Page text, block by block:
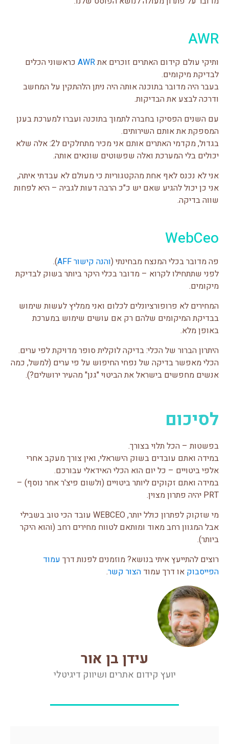
AWR
ותיקי עולם קידום האתרים זוכרים אתAWR כראשוני הכלים
לבדיקת מיקומים.
בעבר היה מדובר בתוכנה אותה היה ניתן הלהתקין על המחשב
ודרכה לבצע את הבדיקות.
עם השנים הפסיקו בחברה לתמוך בתוכנה ועברו למערכת בענן
המספקת את אותם השירותים.
בגדול, מקדמי האתרים אותם אני מכיר מתחלקים ל2: אלה שלא
יכולים בלי המערכת ואלה שפשוטים שונאים אותה.
אני לא נכנס לאף אחת מהקטגוריות כי מעולם לא עבדתי איתה,
אני כן יכול להגיע שאם יש כ"כ הרבה דעות לגביה – היא לפחות
שווה בדיקה.
WebCeo
פה מדובר בכלי המנצח מבחינתי (והנה קישור AFF
).
לפני שתתחילו לקרוא – מדובר בכלי היקר ביותר בשוק לבדיקת
מיקומים.
המחירים לא פרופורציונלים לכלום ואני ממליץ לעשות שימוש
בבדיקת המיקומים שלהם רק אם עושים שימוש במערכת
באופן מלא.
היתרון הברור של הכלי: בדיקה לוקלית סופר מדויקת לפי ערים.
הכלי מאפשר בדיקה של נפחי החיפוש על פי ערים (למשל, כמה
אנשים מחפשים בישראל את הביטוי "גנן" מהעיר ירושלים?).
לסיכום
בפשטות – הכל תלוי בצורך.
במידה ואתם עובדים בשוק הישראלי, ואין צורך מעקב אחרי
אלפי ביטויים – כל יום הוא הכלי האידאלי עבורכם.
במידה ואתם זקוקים ליותר ביטויים (ולשום פיצ'ר אחר נוסף) –
PRT יהיה פתרון מצוין.
מי שזקוק לפתרון כולל יותר, WEBCEO עובד הכי טוב בשבילי
אבל המגוון רחב מאוד ומותאם לטווח מחירים רחב (והוא היקר
ביותר).
רוצים להתייעץ איתי בנושא? מוזמנים לפנות דרך עמוד
הפייסבוק או דרך עמוד הצור קשר.
עידן בן אור
יועץ קידום אתרים ושיווק דיגיטלי